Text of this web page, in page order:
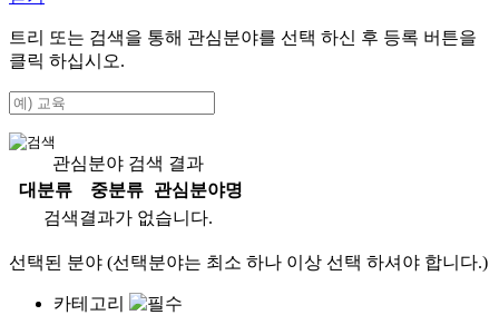
트리 또는 검색을 통해 관심분야를 선택 하신 후 등록 버튼을
클릭 하십시오.
관심분야 검색 결과
대분류
중분류
관심분야명
검색결과가 없습니다.
선택된 분야 (선택분야는 최소 하나 이상 선택 하셔야 합니다.)
카테고리